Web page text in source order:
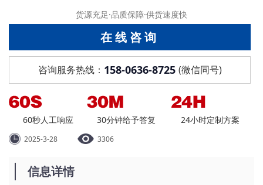
货源充足·品质保障·供货速度快
在线咨询
咨询服务热线： 158-0636-8725 (微信同号)
60秒人工响应 30分钟给予答复 24小时定制方案
2025-3-28 3306
信息详情